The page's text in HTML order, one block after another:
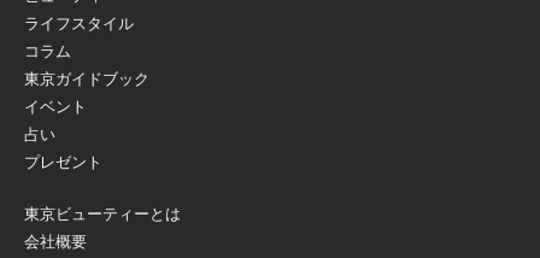
ライフスタイル
コラム
東京ガイドブック
イベント
占い
プレゼント
東京ビューティーとは
会社概要